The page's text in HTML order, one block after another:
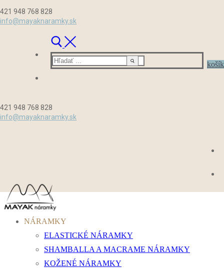
na
421 948 768 828
info@mayaknaramky.sk
Hľadať:
košík
421 948 768 828
info@mayaknaramky.sk
NÁRAMKY
ELASTICKÉ NÁRAMKY
SHAMBALLA A MACRAME NÁRAMKY
KOŽENÉ NÁRAMKY